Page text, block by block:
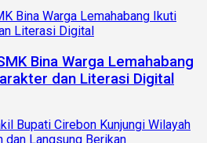
Bina Warga Lemahabang
dan Literasi Digital